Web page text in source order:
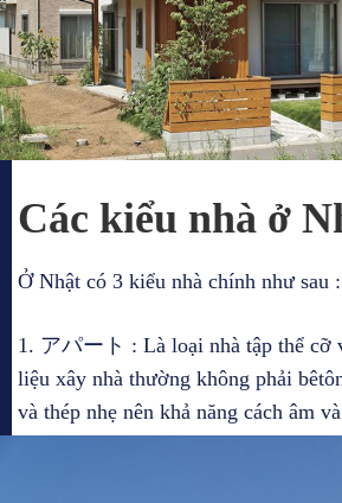
Các kiểu nhà ở
Ở Nhật có 3 kiểu nhà chính như sau :
1. アパート : Là loại nhà tập thể cỡ
liệu xây nhà thường không phải
và thép nhẹ nên khả năng cách âm